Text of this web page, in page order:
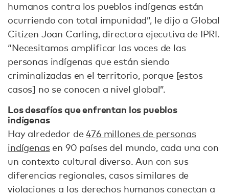
humanos contra los pueblos indígenas están
ocurriendo con total impunidad”, le dijo a Global
Citizen Joan Carling, directora ejecutiva de IPRI.
“Necesitamos amplificar las voces de las
personas indígenas que están siendo
criminalizadas en el territorio, porque [estos
casos] no se conocen a nivel global”.
Los desafíos que enfrentan los pueblos
indígenas
Hay alrededor de476 millones de personas
indígenasen 90 países del mundo, cada una con
un contexto cultural diverso. Aun con sus
diferencias regionales, casos similares de
violaciones a los derechos humanos conectan a